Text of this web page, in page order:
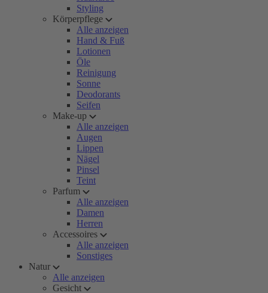
Styling
Körperpflege
Alle anzeigen
Hand & Fuß
Lotionen
Öle
Reinigung
Sonne
Deodorants
Seifen
Make-up
Alle anzeigen
Augen
Lippen
Nägel
Pinsel
Teint
Parfum
Alle anzeigen
Damen
Herren
Accessoires
Alle anzeigen
Sonstiges
Natur
Alle anzeigen
Gesicht